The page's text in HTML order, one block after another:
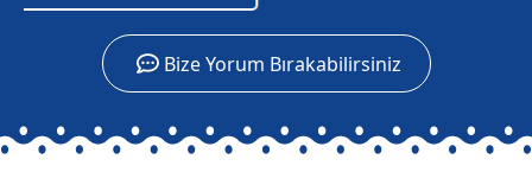
Bize Yorum Bırakabilirsiniz